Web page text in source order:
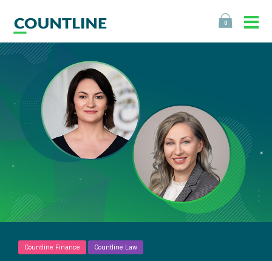
0
Countline Finance Countline Law